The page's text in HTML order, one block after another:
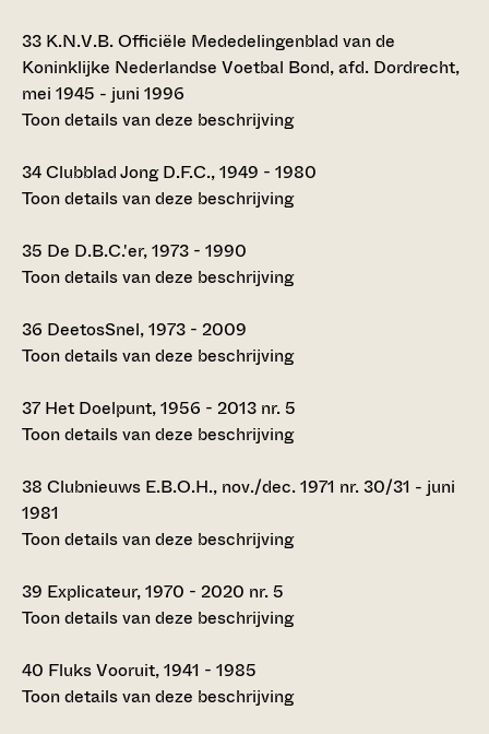
33 K.N.V.B. Officiële Mededelingenblad van de
Koninklijke Nederlandse Voetbal Bond, afd. Dordrecht,
mei 1945 - juni 1996
Toon details van deze beschrijving
34Clubblad Jong D.F.C., 1949 - 1980
Toon details van deze beschrijving
35 De D.B.C.'er, 1973 - 1990
Toon details van deze beschrijving
36 DeetosSnel, 1973 - 2009
Toon details van deze beschrijving
37 Het Doelpunt, 1956 - 2013 nr. 5
Toon details van deze beschrijving
38 Clubnieuws E.B.O.H., nov./dec. 1971 nr. 30/31 - juni
1981
Toon details van deze beschrijving
39 Explicateur, 1970 - 2020 nr. 5
Toon details van deze beschrijving
40 Fluks Vooruit, 1941 - 1985
Toon details van deze beschrijving